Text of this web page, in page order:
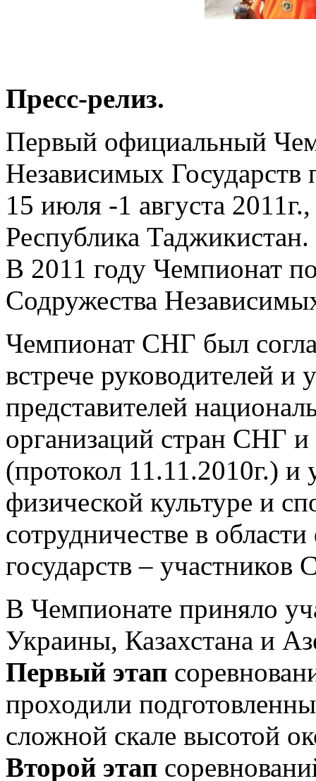
Пресс-релиз.
Первый официальный
Независимых Государств
15 июля -1 августа
Республика Таджикистан.
В 2011 году Чемпионат
Содружества
Чемпионат СНГ был
встрече руководителей
представителей
организаций стран СНГ и
(протокол 11.11.2010г.)
физической культуре и
сотрудничестве в
государств –
В Чемпионате приняло
Украины, Казахстана и
Первый этап
проходили
сложной скале высотой
Второй этап